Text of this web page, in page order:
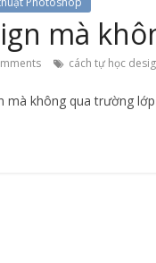
mà
cách tự học
mà không qua trường